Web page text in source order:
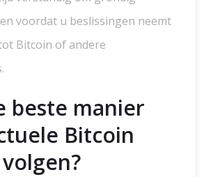
voordat u beslissingen neemt
Bitcoin of andere
beste manier
Bitcoin